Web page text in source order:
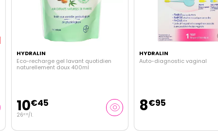
HYDRALIN
Eco-recharge gel lavant quotidien
naturellement doux 400ml
10€45
26 €13/l.
HYDRALIN
Auto-diagnostic vaginal
8€95